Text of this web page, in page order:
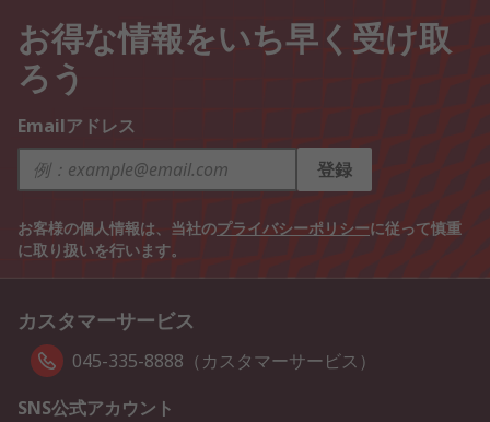
お得な情報をいち早く受け取
ろう
Emailアドレス
登録
お客様の個人情報は、当社のプライバシーポリシーに従って慎重
に取り扱いを行います。
カスタマーサービス
045-335-8888（カスタマーサービス）
SNS公式アカウント